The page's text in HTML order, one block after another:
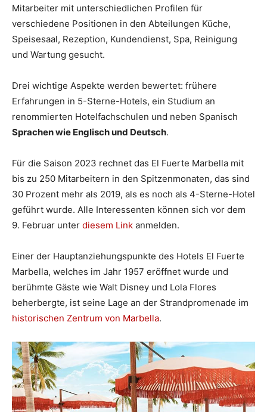
Mitarbeiter mit unterschiedlichen Profilen für
verschiedene Positionen in den Abteilungen Küche,
Speisesaal, Rezeption, Kundendienst, Spa, Reinigung
und Wartung gesucht.
Drei wichtige Aspekte werden bewertet: frühere
Erfahrungen in 5-Sterne-Hotels, ein Studium an
renommierten Hotelfachschulen und neben Spanisch
Sprachen wie Englisch und Deutsch.
Für die Saison 2023 rechnet das El Fuerte Marbella mit
bis zu 250 Mitarbeitern in den Spitzenmonaten, das sind
30 Prozent mehr als 2019, als es noch als 4-Sterne-Hotel
geführt wurde. Alle Interessenten können sich vor dem
9. Februar unter diesem Link anmelden.
Einer der Hauptanziehungspunkte des Hotels El Fuerte
Marbella, welches im Jahr 1957 eröffnet wurde und
berühmte Gäste wie Walt Disney und Lola Flores
beherbergte, ist seine Lage an der Strandpromenade im
historischen Zentrum von Marbella.